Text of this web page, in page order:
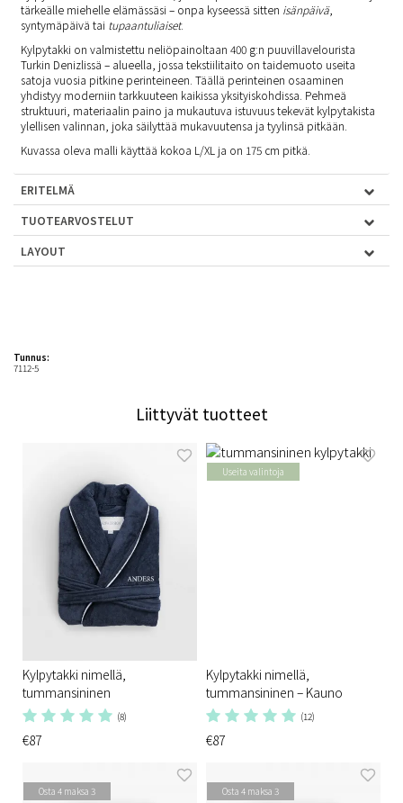
tärkeälle miehelle elämässäsi – onpa kyseessä sitten isänpäivä,
syntymäpäivä tai tupaantuliaiset.
Kylpytakki on valmistettu neliöpainoltaan 400 g:n puuvillavelourista
Turkin Denizlissä – alueella, jossa tekstiilitaito on taidemuoto useita
satoja vuosia pitkine perinteineen. Täällä perinteinen osaaminen
yhdistyy moderniin tarkkuuteen kaikissa yksityiskohdissa. Pehmeä
struktuuri, materiaalin paino ja mukautuva istuvuus tekevät kylpytakista
ylellisen valinnan, joka säilyttää mukavuutensa ja tyylinsä pitkään.
Kuvassa oleva malli käyttää kokoa L/XL ja on 175 cm pitkä.
ERITELMÄ
TUOTEARVOSTELUT
LAYOUT
Tunnus:
7112-5
Liittyvät tuotteet
Kylpytakki nimellä,
tummansininen
(8)
€87
Useita valintoja
Kylpytakki nimellä,
tummansininen – Kauno
(12)
€87
Osta 4 maksa 3
Osta 4 maksa 3